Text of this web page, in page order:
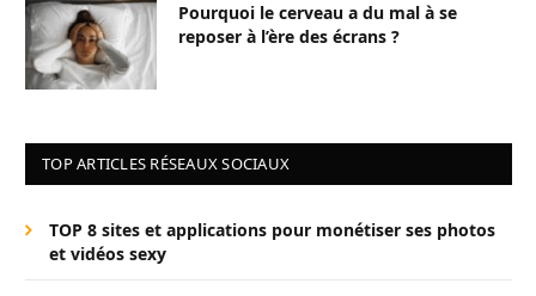
Pourquoi le cerveau a du mal à se
reposer à l’ère des écrans ?
TOP ARTICLES RÉSEAUX SOCIAUX
TOP 8 sites et applications pour monétiser ses photos
et vidéos sexy